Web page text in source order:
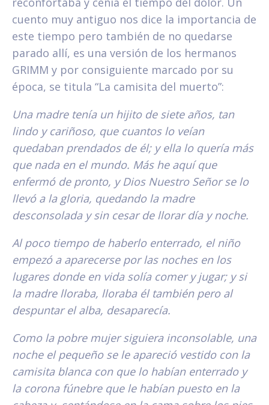
cuento muy antiguo nos dice la importancia de
este tiempo pero también de no quedarse
parado allí, es una versión de los hermanos
GRIMM y por consiguiente marcado por su
época, se titula “La camisita del muerto”:
Una madre tenía un hijito de siete años, tan
lindo y cariñoso, que cuantos lo veían
quedaban prendados de él; y ella lo quería más
que nada en el mundo. Más he aquí que
enfermó de pronto, y Dios Nuestro Señor se lo
llevó a la gloria, quedando la madre
desconsolada y sin cesar de llorar día y noche.
Al poco tiempo de haberlo enterrado, el niño
empezó a aparecerse por las noches en los
lugares donde en vida solía comer y jugar; y si
la madre lloraba, lloraba él también pero al
despuntar el alba, desaparecía.
Como la pobre mujer siguiera inconsolable, una
noche el pequeño se le apareció vestido con la
camisita blanca con que lo habían enterrado y
la corona fúnebre que le habían puesto en la